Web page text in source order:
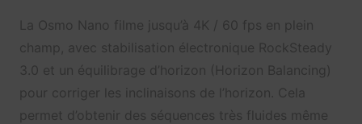
La Osmo Nano filme jusqu’à 4K / 60 fps en plein
champ, avec stabilisation électronique RockSteady
3.0 et un équilibrage d’horizon (Horizon Balancing)
pour corriger les inclinaisons de l’horizon. Cela
permet d’obtenir des séquences très fluides même